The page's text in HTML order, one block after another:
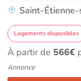
Saint-
Logements disponibles
À partir de 566€
Annonce